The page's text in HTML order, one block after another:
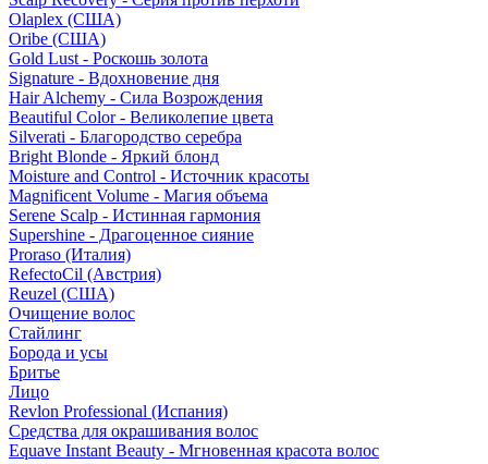
Olaplex (США)
Oribe (США)
Gold Lust - Роскошь золота
Signature - Вдохновение дня
Hair Alchemy - Сила Возрождения
Beautiful Color - Великолепие цвета
Silverati - Благородство серебра
Bright Blonde - Яркий блонд
Moisture and Control - Источник красоты
Magnificent Volume - Магия объема
Serene Scalp - Истинная гармония
Supershine - Драгоценное сияние
Proraso (Италия)
RefectoCil (Австрия)
Reuzel (США)
Очищение волос
Стайлинг
Борода и усы
Бритье
Лицо
Revlon Professional (Испания)
Средства для окрашивания волос
Equave Instant Beauty - Мгновенная красота волос